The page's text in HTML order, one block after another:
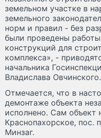
земельном участке в
земельного
норм и правил - без
были проведены
конструкций для
комплекса», -
начальника
Владислава Овчинского.
Отмечается, что в
демонтаже объекта
исполнено. Сам объект
Краснопахорское, пос.
Минзаг.